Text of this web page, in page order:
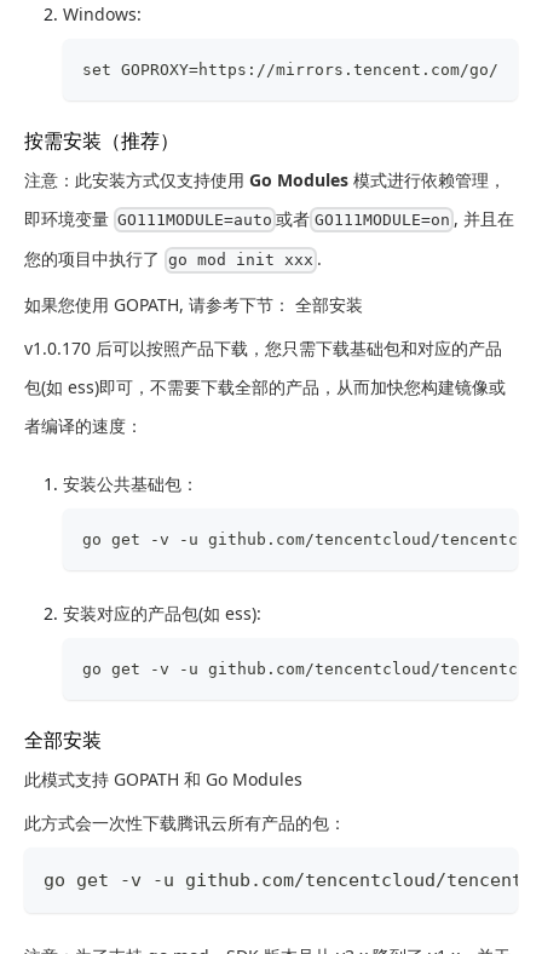
Windows:
set GOPROXY=https://mirrors.tencent.com/go/
按需安装（推荐）
注意：此安装方式仅支持使用 Go Modules 模式进行依赖管理，
即环境变量 GO111MODULE=auto 或者 GO111MODULE=on , 并且在
您的项目中执行了
go mod init xxx .
如果您使用 GOPATH, 请参考下节： 全部安装
v1.0.170 后可以按照产品下载，您只需下载基础包和对应的产品
包(如 ess)即可，不需要下载全部的产品，从而加快您构建镜像或
者编译的速度：
安装公共基础包：
go get -v -u github.com/tencentcloud/
安装对应的产品包(如 ess):
go get -v -u github.com/tencentcloud/
全部安装
此模式支持 GOPATH 和 Go Modules
此方式会一次性下载腾讯云所有产品的包：
go get -v -u github.com/tencentcloud/